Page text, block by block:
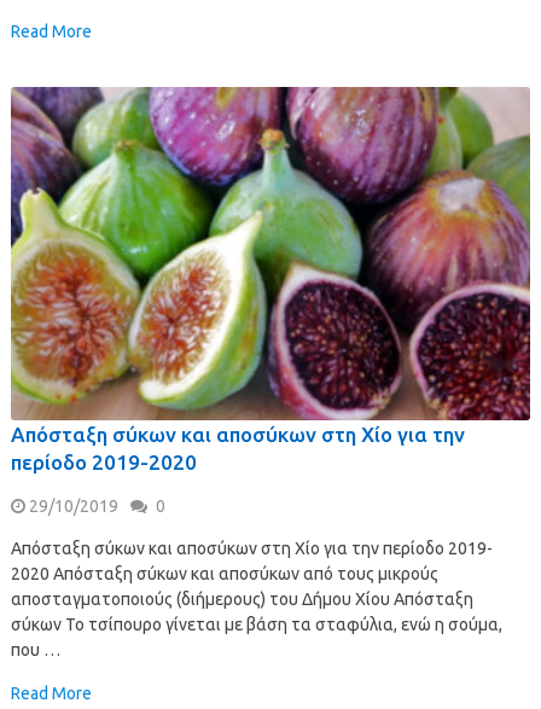
Read More
Απόσταξη σύκων και αποσύκων στη Χίο για την
περίοδο 2019-2020
29/10/2019 0
Απόσταξη σύκων και αποσύκων στη Χίο για την περίοδο 2019-
2020 Απόσταξη σύκων και αποσύκων από τους μικρούς
αποσταγματοποιούς (διήμερους) του Δήμου Χίου Απόσταξη
σύκων Το τσίπουρο γίνεται με βάση τα σταφύλια, ενώ η σούμα,
που …
Read More